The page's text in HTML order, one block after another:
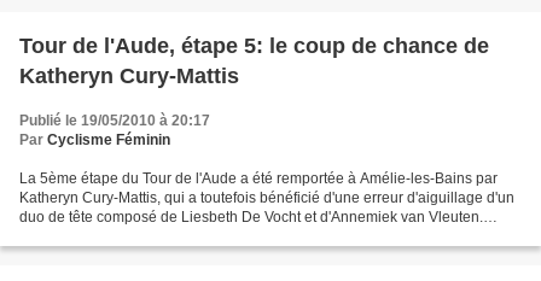
Tour de l'Aude, étape 5: le coup de chance de
Katheryn Cury-Mattis
Publié le 19/05/2010 à 20:17
Par Cyclisme Féminin
La 5ème étape du Tour de l'Aude a été remportée à Amélie-les-Bains par
Katheryn Cury-Mattis, qui a toutefois bénéficié d'une erreur d'aiguillage d'un
duo de tête composé de Liesbeth De Vocht et d'Annemiek van Vleuten.